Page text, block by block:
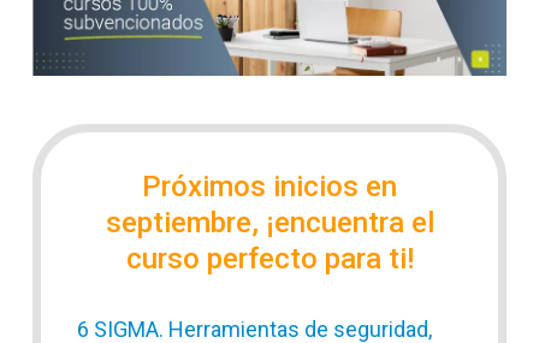
Próximos inicios en
septiembre, ¡encuentra el
curso perfecto para ti!
6 SIGMA. Herramientas de seguridad,